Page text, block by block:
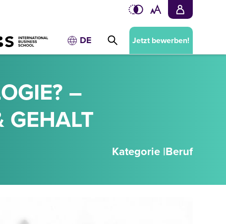
DE Jetzt bewerben!
–
GEHALT
Kategorie |Beruf